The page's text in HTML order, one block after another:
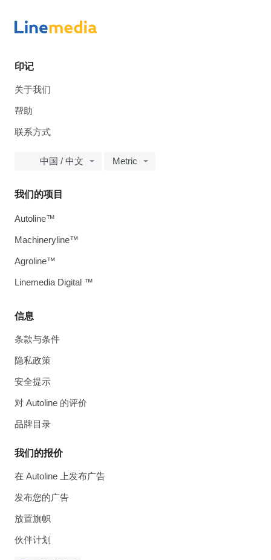
印记
关于我们
帮助
联系方式
中国 / 中文 Metric
信息
条款与条件
隐私政策
安全提示
对 Autoline 的评价
品牌目录
我们的报价
在 Autoline 上发布广告
发布您的广告
放置旗帜
伙伴计划
我们的项目
Autoline™
Machineryline™
Agroline™
Linemedia Digital ™